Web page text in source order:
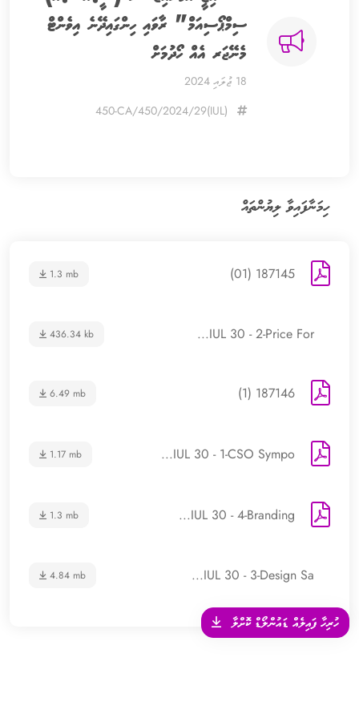
ސިމްޕޯސިއަމް" ރާވައި ހިންގައިދޭނެ އިވެންޓް
މެނޭޖަރ އެއް ހޯދުމަށް
18 ޖުލައި 2024
(IUL)450-CA/450/2024/29
ހިމަނާފައިވާ ލިޔުންތައް
187145 (01)
1.3 mb
IUL 30 - 2-Price For...
436.34 kb
187146 (1)
6.49 mb
IUL 30 - 1-CSO Sympo...
1.17 mb
IUL 30 - 4-Branding...
1.3 mb
IUL 30 - 3-Design Sa...
4.84 mb
ހުރިހާ ފައިލެއް ޑައުންލޯޑް ކޮށްލާ